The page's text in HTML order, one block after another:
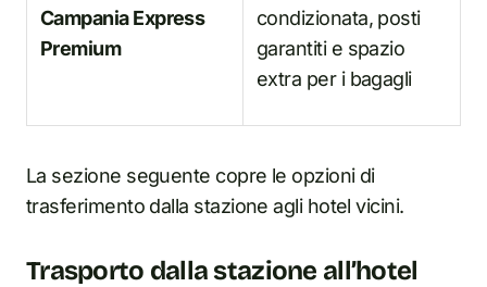
Campania Express
Premium
condizionata, posti
garantiti e spazio
extra per i bagagli
La sezione seguente copre le opzioni di
trasferimento dalla stazione agli hotel vicini.
Trasporto dalla stazione all’hotel